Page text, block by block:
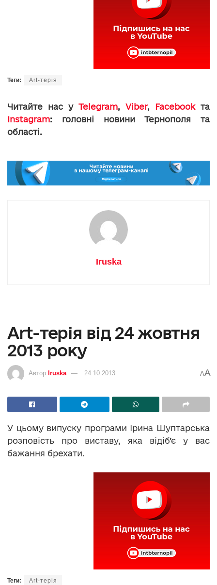
Теги: Art-терія
Читайте нас у Telegram, Viber, Facebookта
Instagram: головні новини Тернополя та
області.
Iruska
Art-терія від 24 жовтня
2013 року
Автор Iruska 24.10.2013 AA
У цьому випуску програми Ірина Шуптарська
розповість про виставу, яка відіб’є у вас
бажання брехати.
Теги: Art-терія